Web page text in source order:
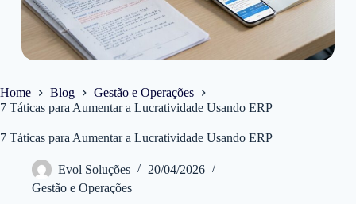
Home Blog
Gestão e Operações
7 Táticas para Aumentar a Lucratividade Usando ERP
7 Táticas para Aumentar a Lucratividade Usando ERP
Evol Soluções
20/04/2026
Gestão e Operações